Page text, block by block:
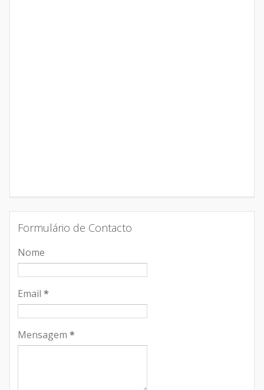
Formulário de Contacto
Nome
Email *
Mensagem *